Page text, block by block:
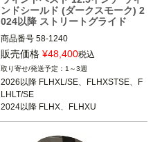
ンドシールド (ダークスモーク) 2
024以降 ストリートグライド
商品番号 58-1240
3OT：2310-0895
販売価格 ¥48,400税込
1～3週
2026以降 FLHXL/SE、FLHXSTSE、F
LHLT/SE
2024以降 FLHX、FLHXU
2023以降 FLHXSE